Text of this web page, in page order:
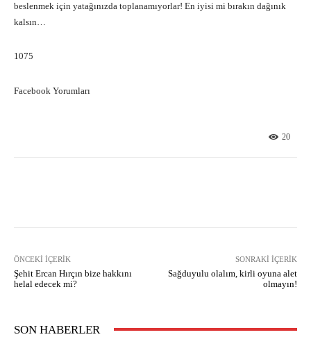
beslenmek için yatağınızda toplanamıyorlar! En iyisi mi bırakın dağınık
kalsın…
1075
Facebook Yorumları
20
ÖNCEKI İÇERIK
Şehit Ercan Hırçın bize hakkını
helal edecek mi?
SONRAKI İÇERIK
Sağduyulu olalım, kirli oyuna alet
olmayın!
SON HABERLER